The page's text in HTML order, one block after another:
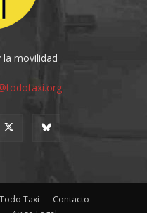
movilidad
Taxi
Contacto